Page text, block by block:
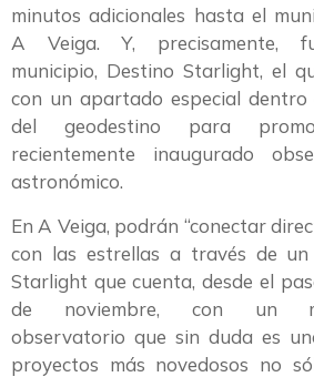
minutos adicionales hasta el
A Veiga. Y, precisamente,
municipio, Destino Starlight, el
con un apartado especial dentro
del geodestino para
recientemente inaugurado
astronómico.
En A Veiga, podrán “conectar
con las estrellas a través de un
Starlight que cuenta, desde el
de noviembre, con un
observatorio que sin duda es
proyectos más novedosos no